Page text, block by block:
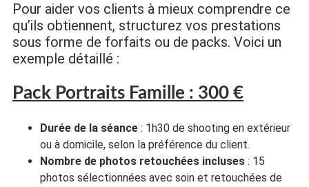
Pour aider vos clients à mieux comprendre ce
qu’ils obtiennent, structurez vos prestations
sous forme de forfaits ou de packs. Voici un
exemple détaillé :
Pack Portraits Famille : 300 €
Durée de la séance : 1h30 de shooting en extérieur
ou à domicile, selon la préférence du client.
Nombre de photos retouchées incluses : 15
photos sélectionnées avec soin et retouchées de